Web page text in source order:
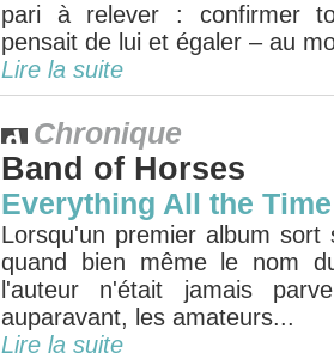
pari à relever : confirmer
pensait de lui et égaler – au
Lire la suite
Chronique
Band of Horses
Everything All the Time
Lorsqu'un premier album
quand bien même le nom
l'auteur n'était jamais
auparavant, les amateurs...
Lire la suite